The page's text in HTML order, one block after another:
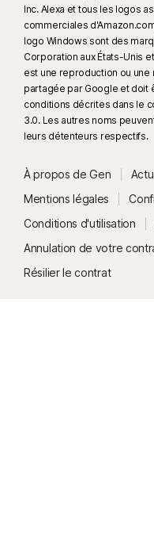
Inc. Alexa et tous les logos
commerciales
logo Windows sont des
Corporation aux États-Unis
est une reproduction ou
partagée par Google et doit
conditions décrites dans le
3.0. Les autres noms
leurs détenteurs respectifs.
À propos de Gen
Mentions légales
Conditions d'utilisation
Annulation de votre
Résilier le contrat